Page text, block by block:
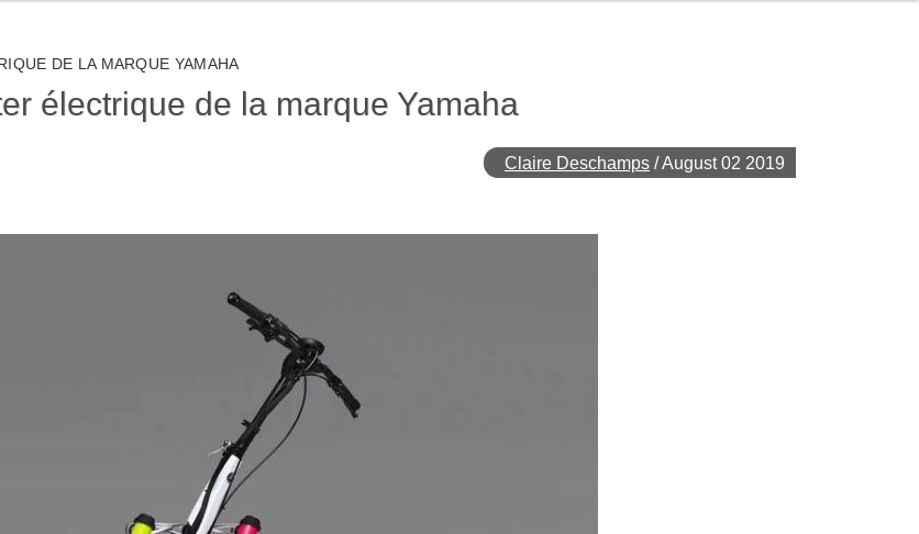
DE LA MARQUE YAMAHA
électrique de la marque Yamaha
Claire Deschamps /August 02 2019